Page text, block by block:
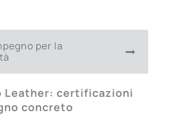
per la
Leather: certificazioni
concreto